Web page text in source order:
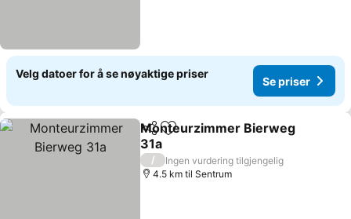
Velg datoer for å se nøyaktige priser
Se priser
Del Legg til i favoritter
Monteurzimmer Bierweg
31a
Se priser
/
Ingen vurdering tilgjengelig
4.5 km til Sentrum